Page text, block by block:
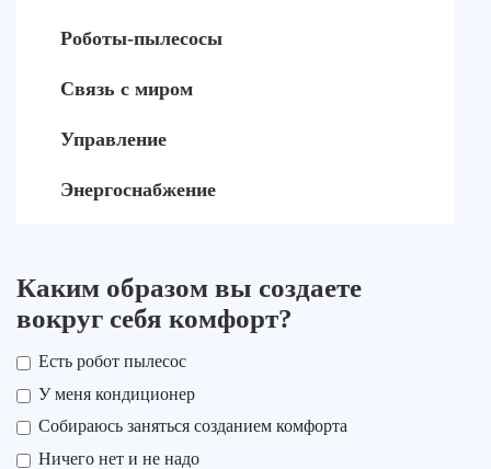
Роботы-пылесосы
Связь с миром
Управление
Энергоснабжение
Каким образом вы создаете
вокруг себя комфорт?
Есть робот пылесос
У меня кондиционер
Собираюсь заняться созданием комфорта
Ничего нет и не надо